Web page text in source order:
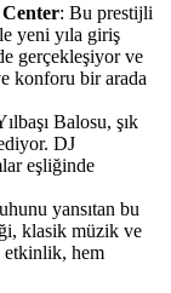
: Bu prestijli
yeni yıla giriş
gerçekleşiyor ve
konforu bir arada
Balosu, şık
DJ
eşliğinde
yansıtan bu
klasik müzik ve
etkinlik, hem